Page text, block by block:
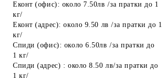
Еконт (офис): около 7.50лв /за пратки до 1
кг/
Еконт (адрес): около 9.50 лв /за пратки до 1
кг/
Спиди (офис): около 6.50лв /за пратки до
1 кг/
Спиди (адрес) : около 8.50 лв/за пратки до
1 кг/